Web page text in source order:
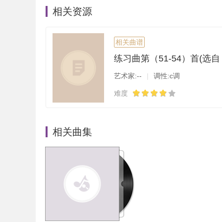
相关资源
相关曲谱
艺术家:-- | 调性:c调
难度
相关曲集